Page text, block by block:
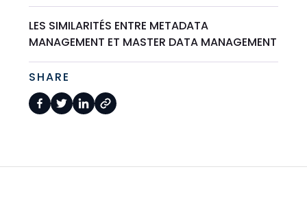
LES SIMILARITÉS ENTRE METADATA
MANAGEMENT ET MASTER DATA MANAGEMENT
SHARE